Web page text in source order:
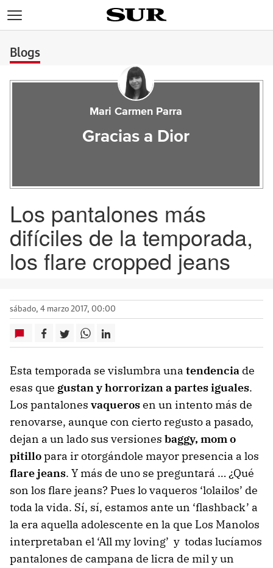
Blogs
Mari Carmen Parra
Gracias a Dior
Los pantalones más
difíciles de la temporada,
los flare cropped jeans
sábado, 4 marzo 2017, 00:00
Esta temporada se vislumbra una tendencia de
esas que gustan y horrorizan a partes iguales.
Los pantalones vaquerosen un intento más de
renovarse, aunque con cierto regusto a pasado,
dejan a un lado sus versiones baggy, mom o
pitillopara ir otorgándole mayor presencia a los
flare jeans. Y más de uno se preguntará … ¿Qué
son los flare jeans? Pues lo vaqueros ‘lolailos’ de
toda la vida. Sí, sí, estamos ante un ‘flashback’ a
la era aquella adolescente en la que Los Manolos
interpretaban el ‘All my loving’ y todas lucíamos
pantalones de campana de licra de mil y un